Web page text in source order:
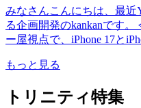
みなさんこんにちは、最近
る企画開発のkankanです
ー屋視点で、iPhone 17と
もっと見る
トリニティ特集